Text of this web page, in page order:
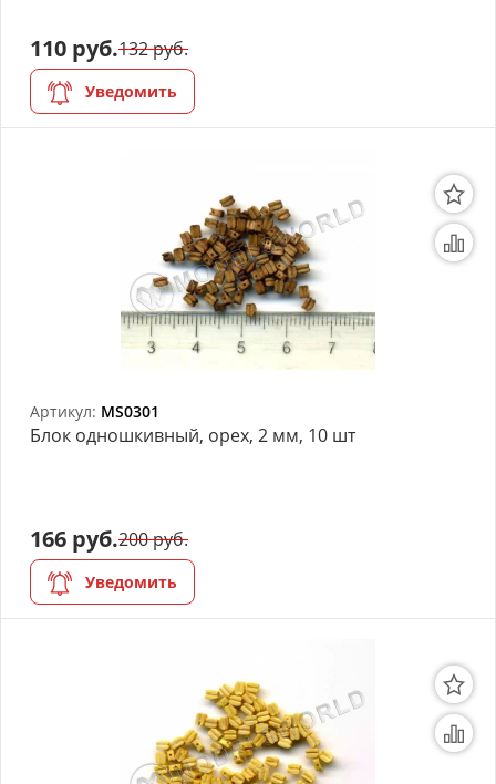
110 руб.132 руб.
Уведомить
Артикул: MS0301
Блок одношкивный, орех, 2 мм, 10 шт
166 руб.200 руб.
Уведомить